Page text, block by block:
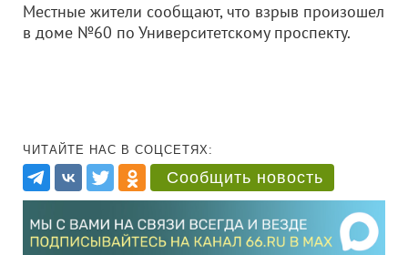
Местные жители сообщают, что взрыв произошел
в доме №60 по Университетскому проспекту.
ЧИТАЙТЕ НАС В СОЦСЕТЯХ:
Сообщить новость